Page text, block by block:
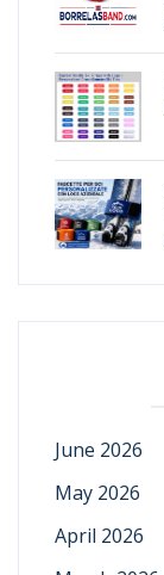
June 2026
May 2026
April 2026